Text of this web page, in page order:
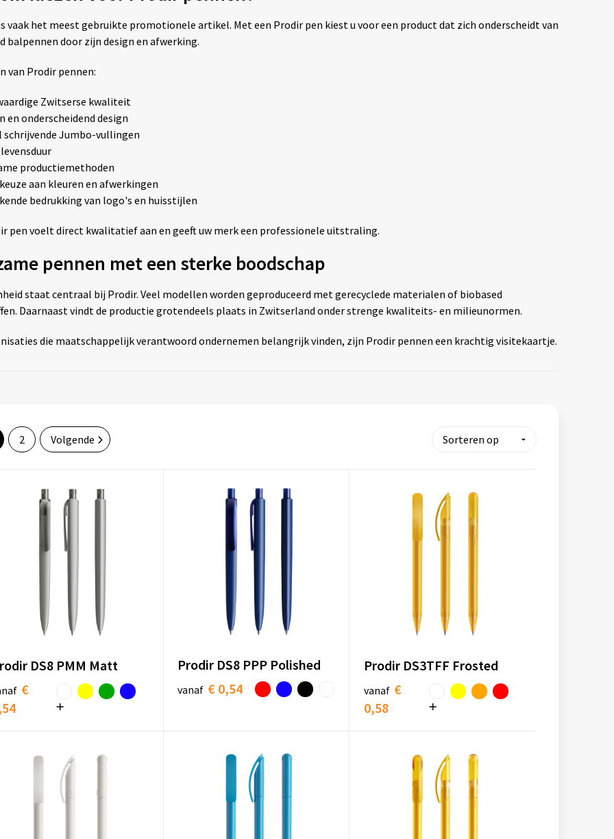
vaak het meest gebruikte promotionele artikel. Met een Prodir pen kiest u voor een product dat zich onderscheidt van
balpennen door zijn design en afwerking.
van Prodir pennen:
Zwitserse kwaliteit
en onderscheidend design
schrijvende Jumbo-vullingen
productiemethoden
aan kleuren en afwerkingen
bedrukking van logo's en huisstijlen
pen voelt direct kwalitatief aan en geeft uw merk een professionele uitstraling.
pennen met een sterke boodschap
staat centraal bij Prodir. Veel modellen worden geproduceerd met gerecyclede materialen of biobased
Daarnaast vindt de productie grotendeels plaats in Zwitserland onder strenge kwaliteits- en milieunormen.
die maatschappelijk verantwoord ondernemen belangrijk vinden, zijn Prodir pennen een krachtig visitekaartje.
2 Volgende
DS8 PMM Matt
€
Prodir DS8 PPP Polished
vanaf € 0,54
Prodir DS3TFF Frosted
vanaf €
0,58